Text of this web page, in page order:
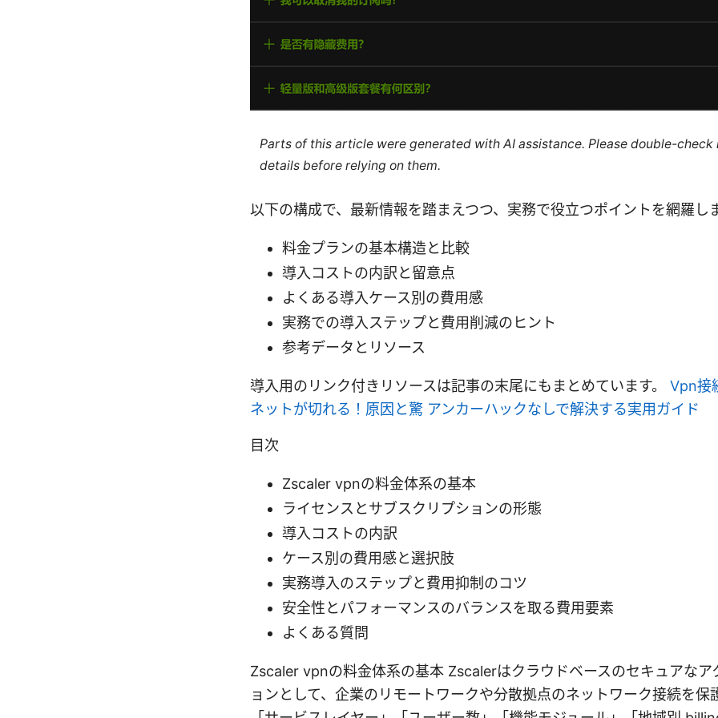
Parts of this article were generated with AI assistance. Please double-
details before relying on them.
以下の構成で、最新情報を踏まえつつ、実務で役立つポイントを網羅し
料金プランの基本構造と比較
導入コストの内訳と留意点
よくある導入ケース別の費用感
実務での導入ステップと費用削減のヒント
参考データとリソース
導入用のリンク付きリソースは記事の末尾にもまとめています。 Vpn接
ネットが切れる！原因と驚 アンカーハックなしで解決する実用ガイド
目次
Zscaler vpnの料金体系の基本
ライセンスとサブスクリプションの形態
導入コストの内訳
ケース別の費用感と選択肢
実務導入のステップと費用抑制のコツ
安全性とパフォーマンスのバランスを取る費用要素
よくある質問
Zscaler vpnの料金体系の基本 Zscalerはクラウドベースのセキュアなア
ョンとして、企業のリモートワークや分散拠点のネットワーク接続を保